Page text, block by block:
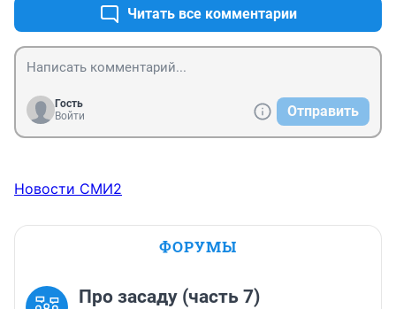
определенный непростой этап в жизни спортсмена,и
также освещает часть его личной жизни...А та
блевотина которую пишут в коментах далёкие от
спорта люди, только лишь свидетельствует о их
ограниченных жизненных интересах..
Читать все комментарии
Гость
Войти
Отправить
Новости СМИ2
ФОРУМЫ
Про засаду (часть 7)